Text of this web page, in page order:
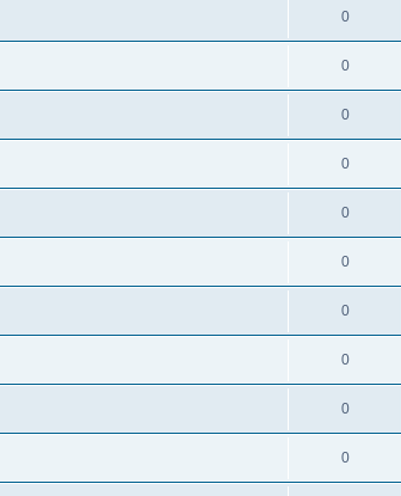
0
0
0
0
0
0
0
0
0
0